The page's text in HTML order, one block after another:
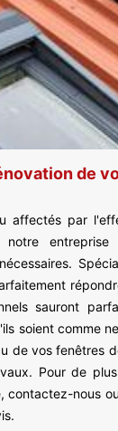
de
affectés par
sauront
soient comme
de vos fenêtres
Pour de
contactez-nous